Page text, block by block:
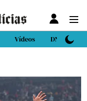
Vídeos DN Sport